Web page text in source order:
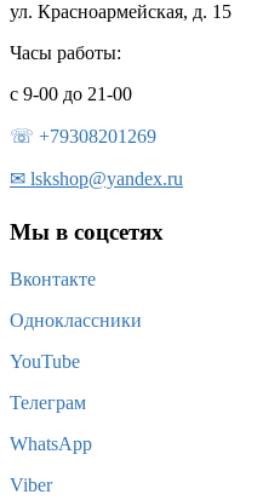
ул. Красноармейская, д. 15
Часы работы:
с 9-00 до 21-00
☏ +79308201269
✉ lskshop@yandex.ru
Мы в соцсетях
Вконтакте
Одноклассники
YouTube
Телеграм
WhatsApp
Viber